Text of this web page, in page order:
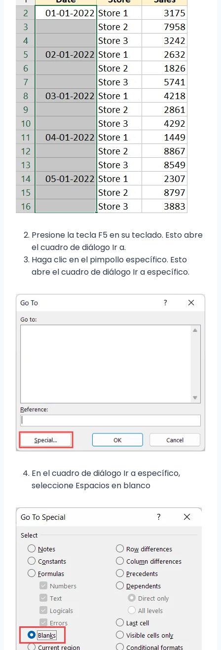
Presione la tecla F5 en su teclado. Esto abre
el cuadro de diálogo Ir a.
Haga clic en el pimpollo específico. Esto
abre el cuadro de diálogo Ir a específico.
En el cuadro de diálogo Ir a específico,
seleccione Espacios en blanco